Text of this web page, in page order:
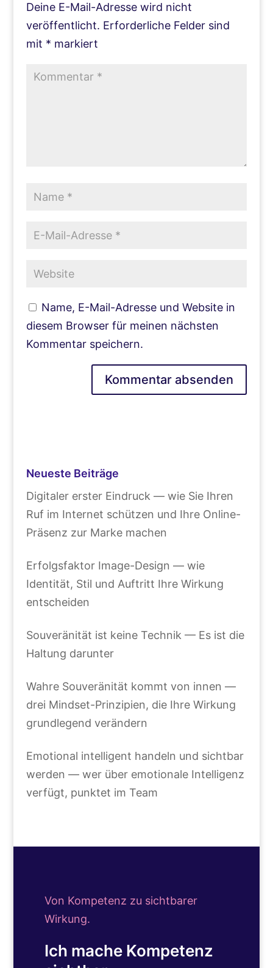
Deine E-Mail-Adresse wird nicht
veröffentlicht. Erforderliche Felder sind
mit * markiert
Name, E-Mail-Adresse und Website in
diesem Browser für meinen nächsten
Kommentar speichern.
Neueste Beiträge
Digitaler erster Eindruck — wie Sie Ihren
Ruf im Internet schützen und Ihre Online-
Präsenz zur Marke machen
Erfolgsfaktor Image-Design — wie
Identität, Stil und Auftritt Ihre Wirkung
entscheiden
Souveränität ist keine Technik — Es ist die
Haltung darunter
Wahre Souveränität kommt von innen —
drei Mindset-Prinzipien, die Ihre Wirkung
grundlegend verändern
Emotional intelligent handeln und sichtbar
werden — wer über emotionale Intelligenz
verfügt, punktet im Team
Von Kompetenz zu sichtbarer
Wirkung.
Ich mache Kompetenz